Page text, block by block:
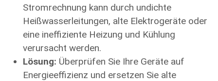
Stromrechnung kann durch undichte
Heißwasserleitungen, alte Elektrogeräte oder
eine ineffiziente Heizung und Kühlung
verursacht werden.
Lösung: Überprüfen Sie Ihre Geräte auf
Energieeffizienz und ersetzen Sie alte